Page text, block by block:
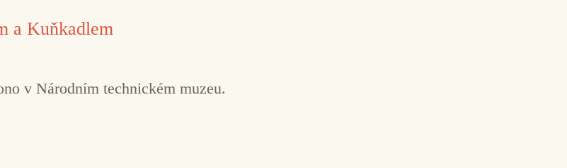
a Kuňkadlem
v Národním technickém muzeu.